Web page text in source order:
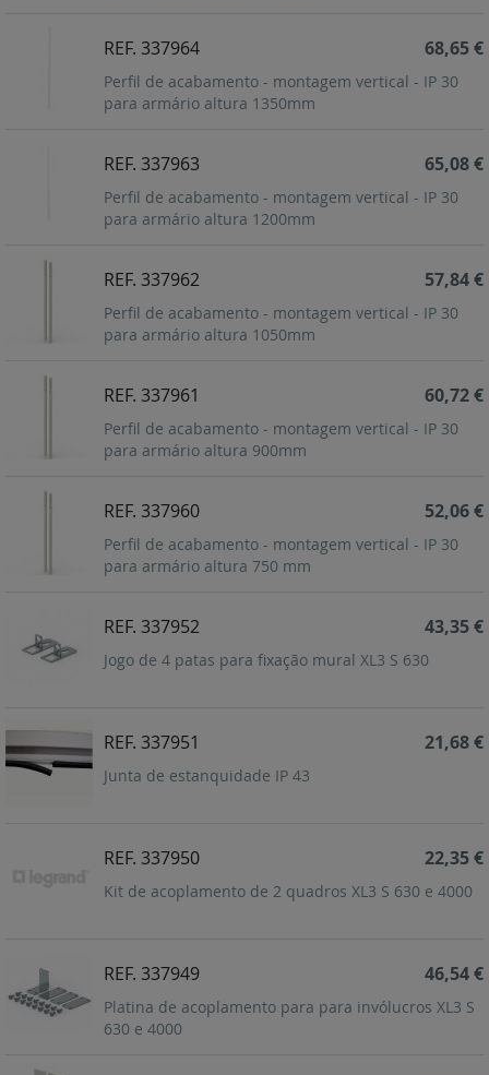
REF. 337964
Perfil de acabamento - montagem vertical - IP 30
para armário altura 1350mm
68,65 €
REF. 337963
Perfil de acabamento - montagem vertical - IP 30
para armário altura 1200mm
65,08 €
REF. 337962
Perfil de acabamento - montagem vertical - IP 30
para armário altura 1050mm
57,84 €
REF. 337961
Perfil de acabamento - montagem vertical - IP 30
para armário altura 900mm
60,72 €
REF. 337960
Perfil de acabamento - montagem vertical - IP 30
para armário altura 750 mm
52,06 €
REF. 337952
Jogo de 4 patas para fixação mural XL3 S 630
43,35 €
REF. 337951
Junta de estanquidade IP 43
21,68 €
REF. 337950
Kit de acoplamento de 2 quadros XL3 S 630 e 4000
22,35 €
REF. 337949
Platina de acoplamento para para invólucros XL3 S
630 e 4000
46,54 €